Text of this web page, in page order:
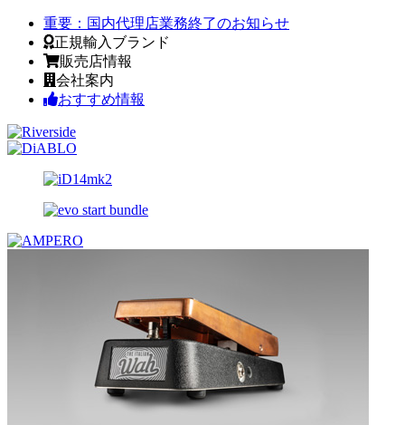
重要： 国内代理店業務終了のお知らせ
正規輸入ブランド
販売店情報
会社案内
おすすめ情報